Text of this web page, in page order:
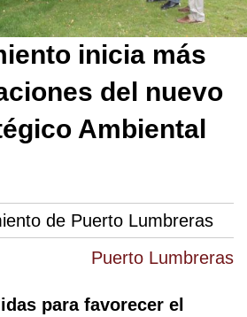
Puerto Lumbreras
inicia más
del nuevo
Ambiental
de Puerto Lumbreras
para favorecer el